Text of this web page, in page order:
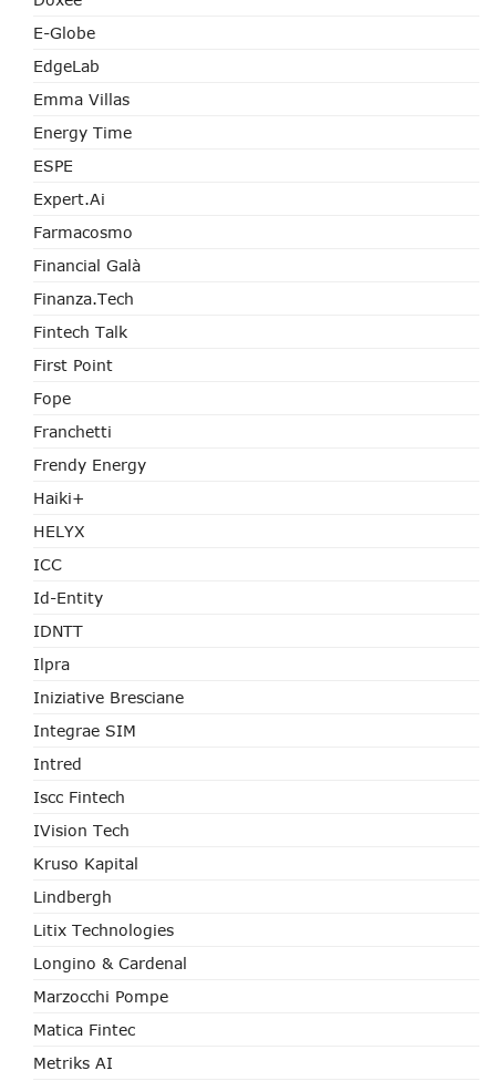
E-Globe
EdgeLab
Emma Villas
Energy Time
ESPE
Expert.ai
Farmacosmo
Financial Galà
Finanza.tech
Fintech Talk
First Point
Fope
Franchetti
Frendy Energy
Haiki+
HELYX
ICC
Id-Entity
IDNTT
Ilpra
Iniziative Bresciane
Integrae SIM
Intred
Iscc Fintech
IVision Tech
Kruso Kapital
Lindbergh
Litix Technologies
Longino & Cardenal
Marzocchi Pompe
Matica Fintec
Metriks AI